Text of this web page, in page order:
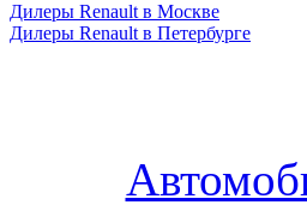
Дилеры Renault в Москве
Дилеры Renault в Петербурге